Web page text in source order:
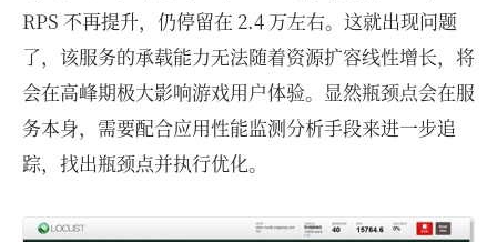
RPS 不再提升，仍停留在 2.4 万左右。这就出现问题
了，该服务的承载能力无法随着资源扩容线性增长，将
会在高峰期极大影响游戏用户体验。显然瓶颈点会在服
务本身，需要配合应用性能监测分析手段来进一步追
踪，找出瓶颈点并执行优化。